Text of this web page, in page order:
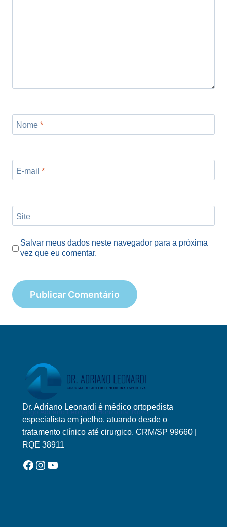
Nome *
E-mail *
Site
Salvar meus dados neste navegador para a próxima
vez que eu comentar.
Logo Adriano Leonardi Horizontal Novo
Dr. Adriano Leonardi é médico ortopedista
especialista em joelho, atuando desde o
tratamento clínico até cirurgico. CRM/SP 99660 |
RQE 38911
Facebook
Instagram
YouTube